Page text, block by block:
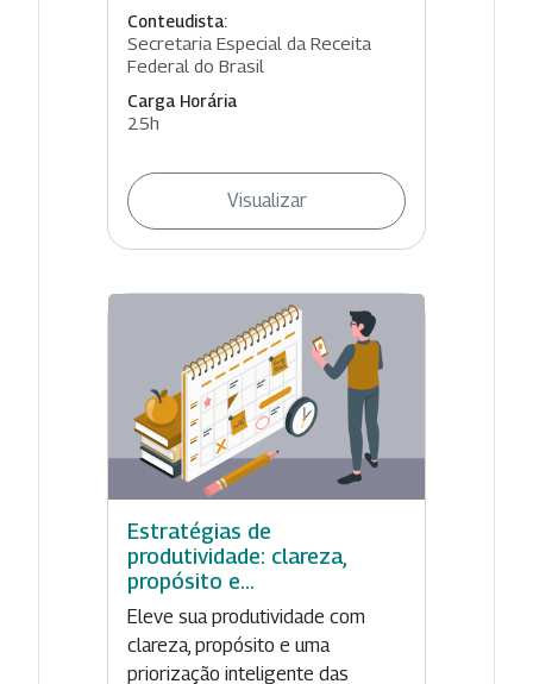
Conteudista:
Secretaria Especial da Receita
Federal do Brasil
Carga Horária
25h
Visualizar
Estratégias de
produtividade: clareza,
propósito e...
Eleve sua produtividade com
clareza, propósito e uma
priorização inteligente das